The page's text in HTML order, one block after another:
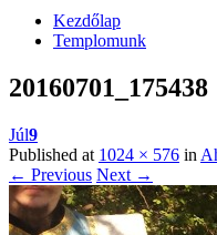
Kezdőlap
Templomunk
20160701_175438
Júl9
Published at 1024 × 576 in
← Previous Next →